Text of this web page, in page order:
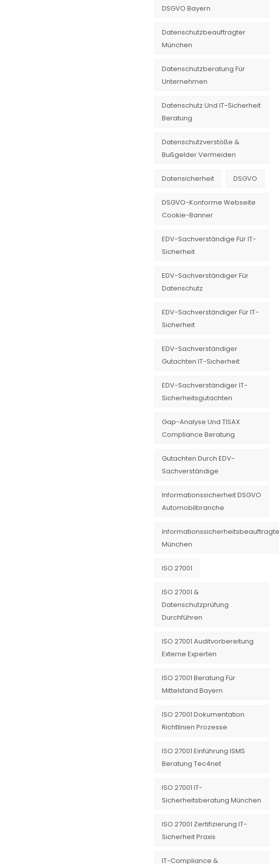
DSGVO Bayern
Datenschutzbeauftragter
München
Datenschutzberatung Für
Unternehmen
Datenschutz Und IT-Sicherheit
Beratung
Datenschutzverstöße &
Bußgelder Vermeiden
Datensicherheit DSGVO
DSGVO-Konforme Webseite
Cookie-Banner
EDV-Sachverständige Für IT-
Sicherheit
EDV-Sachverständiger Für
Datenschutz
EDV-Sachverständiger Für IT-
Sicherheit
EDV-Sachverständiger
Gutachten IT-Sicherheit
EDV-Sachverständiger IT-
Sicherheitsgutachten
Gap-Analyse Und TISAX
Compliance Beratung
Gutachten Durch EDV-
Sachverständige
Informationssicherheit DSGVO
Automobilbranche
München
ISO 27001
ISO 27001 &
Datenschutzprüfung
Durchführen
ISO 27001 Auditvorbereitung
Externe Experten
ISO 27001 Beratung Für
Mittelstand Bayern
ISO 27001 Dokumentation
Richtlinien Prozesse
ISO 27001 Einführung ISMS
Beratung Tec4net
ISO 27001 IT-
Sicherheitsberatung München
ISO 27001 Zertifizierung IT-
Sicherheit Praxis
IT-Compliance &